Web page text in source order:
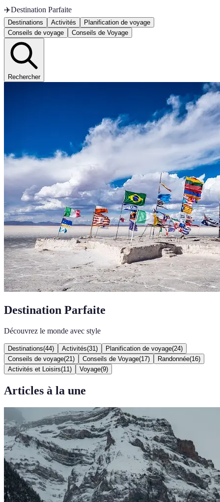
✈️Destination Parfaite
Destinations Activités
Planification de voyage
Conseils de voyage
Conseils de Voyage
Rechercher
Destination Parfaite
Découvrez le monde avec style
Destinations(44) Activités(31 ) Planification de voyage(24)
Conseils de voyage(21 ) Conseils de Voyage(17) Randonnée(16)
Activités et Loisirs(11 ) Voyage(9)
Articles à la une